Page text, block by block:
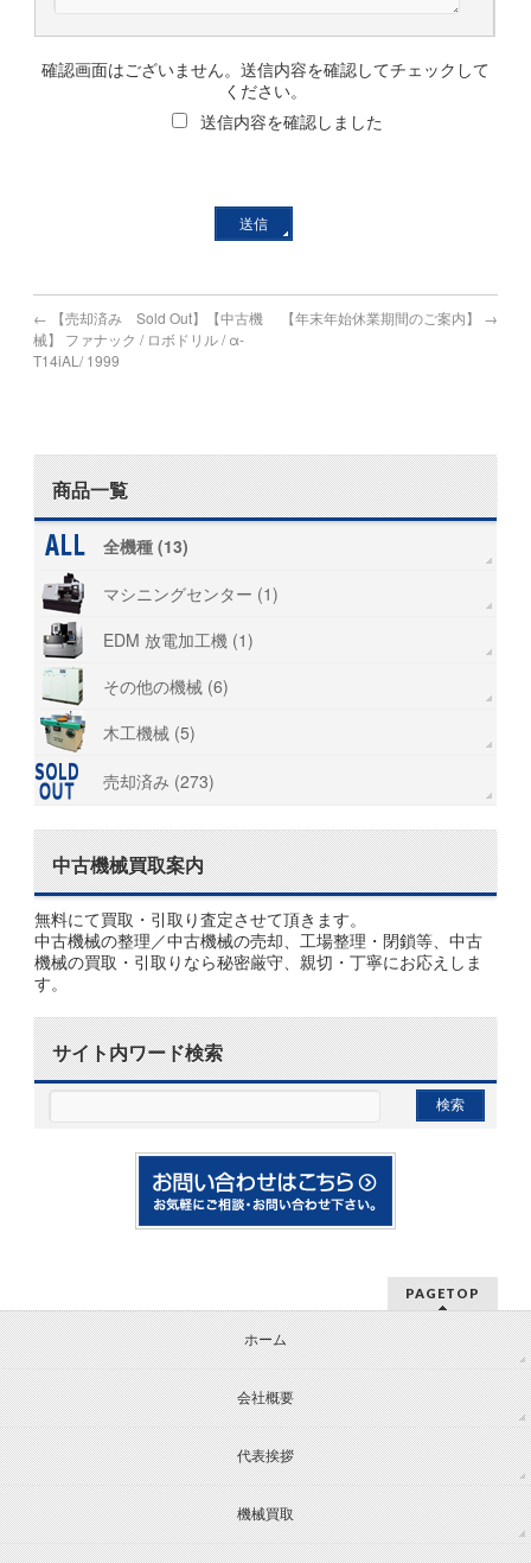
確認画面はございません。送信内容を確認してチェックして
ください。
送信内容を確認しました
← 【売却済み Sold Out】【中古機
械】 ファナック / ロボドリル / α-
T14iAL/ 1999
【年末年始休業期間のご案内】 →
商品一覧
全機種 (13)
マシニングセンター (1)
EDM 放電加工機 (1)
その他の機械 (6)
木工機械 (5)
売却済み (273)
中古機械買取案内
無料にて買取・引取り査定させて頂きます。
中古機械の整理／中古機械の売却、工場整理・閉鎖等、中古
機械の買取・引取りなら秘密厳守、親切・丁寧にお応えしま
す。
サイト内ワード検索
PAGETOP
ホーム
会社概要
代表挨拶
機械買取